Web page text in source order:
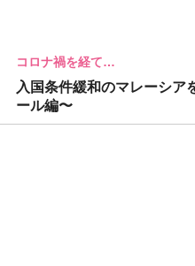
コロナ禍を経て…
入国条件緩和のマレーシア
ール編〜